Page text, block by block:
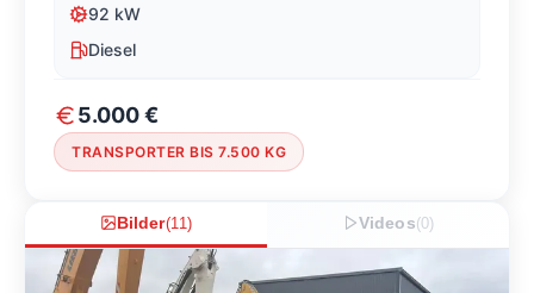
92 kW
Diesel
5.000 €
TRANSPORTER BIS 7.500 KG
Bilder(11) Videos(0)